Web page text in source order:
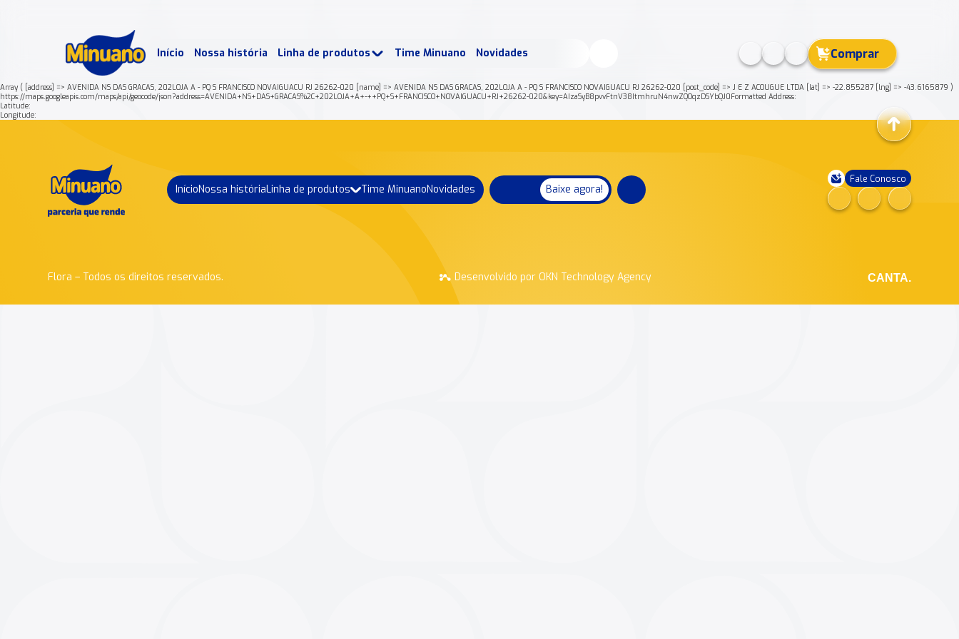
Início Nossa história Linha de produtos Time Minuano Novidades Comprar
Array ( [address] => AVENIDA NS DAS GRACAS, 202LOJA A - PQ S FRANCISCO NOVAIGUACU RJ 26262-020 [name] => AVENIDA NS DAS GRACAS, 202LOJA A - PQ S FRANCISCO NOVAIGUACU RJ 26262-020 [post_code] => J E Z ACOUGUE LTDA [lat] => -22.855287 [lng] => -43.6165879 )
https://maps.googleapis.com/maps/api/geocode/json?address=AVENIDA+NS+DAS+GRACAS%2C+202LOJA+A+-++PQ+S+FRANCISCO+NOVAIGUACU+RJ+26262-020&key=AIzaSyB8pvvFtnV38ItmhruN4nwZQOqzDSYbQJ0Formatted Address:
Latitude:
Longitude:
InícioNossa históriaLinha de produtos Time MinuanoNovidades Baixe agora!
Fale Conosco
Flora – Todos os direitos reservados. Desenvolvido por OKN Technology Agency CANTA.